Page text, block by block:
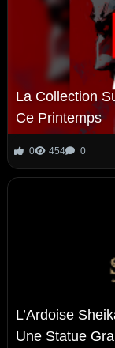
La Collection
Ce Printemps
0 454 0
L’Ardoise
Une Statue